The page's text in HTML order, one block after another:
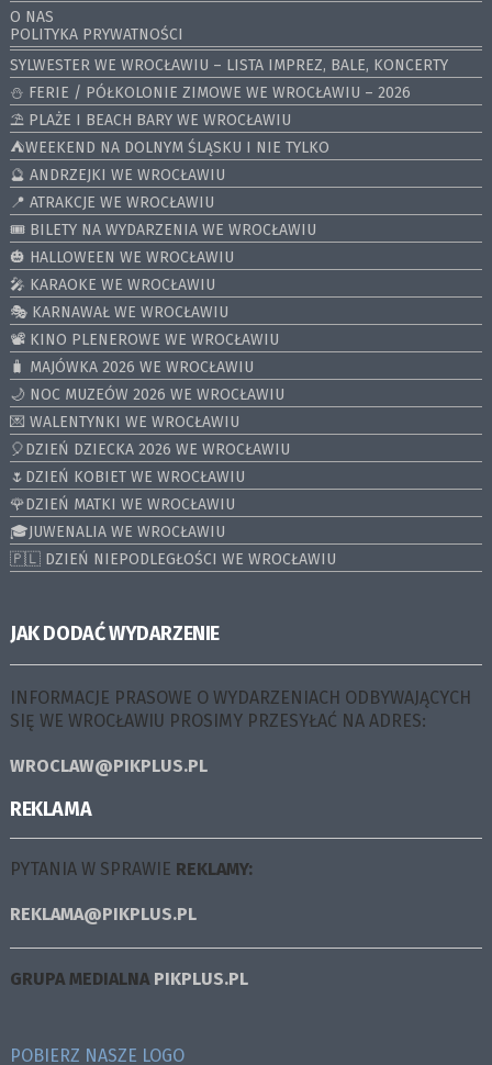
O NAS
POLITYKA PRYWATNOŚCI
SYLWESTER WE WROCŁAWIU – LISTA IMPREZ, BALE, KONCERTY
⛄️ FERIE / PÓŁKOLONIE ZIMOWE WE WROCŁAWIU – 2026
⛱️ PLAŻE I BEACH BARY WE WROCŁAWIU
⛺️WEEKEND NA DOLNYM ŚLĄSKU I NIE TYLKO
🔮 ANDRZEJKI WE WROCŁAWIU
📍 ATRAKCJE WE WROCŁAWIU
🎟️ BILETY NA WYDARZENIA WE WROCŁAWIU
🎃 HALLOWEEN WE WROCŁAWIU
🎤 KARAOKE WE WROCŁAWIU
🎭 KARNAWAŁ WE WROCŁAWIU
📽️ KINO PLENEROWE WE WROCŁAWIU
🧳 MAJÓWKA 2026 WE WROCŁAWIU
🌙 NOC MUZEÓW 2026 WE WROCŁAWIU
💌 WALENTYNKI WE WROCŁAWIU
🎈DZIEŃ DZIECKA 2026 WE WROCŁAWIU
🌷DZIEŃ KOBIET WE WROCŁAWIU
🌹DZIEŃ MATKI WE WROCŁAWIU
🎓JUWENALIA WE WROCŁAWIU
🇵🇱 DZIEŃ NIEPODLEGŁOŚCI WE WROCŁAWIU
JAK DODAĆ WYDARZENIE
INFORMACJE PRASOWE O WYDARZENIACH ODBYWAJĄCYCH
SIĘ WE WROCŁAWIU PROSIMY PRZESYŁAĆ NA ADRES:
WROCLAW@PIKPLUS.PL
REKLAMA
PYTANIA W SPRAWIE REKLAMY:
REKLAMA@PIKPLUS.PL
GRUPA MEDIALNA PIKPLUS.PL
POBIERZ NASZE LOGO